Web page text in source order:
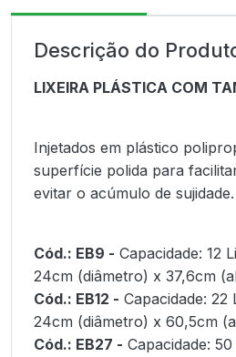
Descrição do
LIXEIRA PLÁSTICA COM
Injetados em plástico
superfície polida para
evitar o acúmulo de sujidade.
Cód.: EB9 - Capacidade: 12
24cm (diâmetro) x 37,6cm
Cód.: EB12 - Capacidade: 22
24cm (diâmetro) x 60,5cm
Cód.: EB27 - Capacidade: